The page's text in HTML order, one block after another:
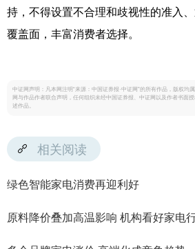
持，不得设置不合理和歧视性的准入
覆盖面，丰富消费者选择。
中证网声明：凡本网注明“来源：中国证券报·中证网”的所有作品，版权均
网与作品作者联合声明，任何组织未经中国证券报、中证网以及作者书面
述作品。
相关阅读
绿色智能家电消费再迎利好
原料降价叠加高温影响 机构看好家电